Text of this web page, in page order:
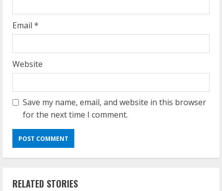
Email *
Website
Save my name, email, and website in this browser
for the next time I comment.
RELATED STORIES